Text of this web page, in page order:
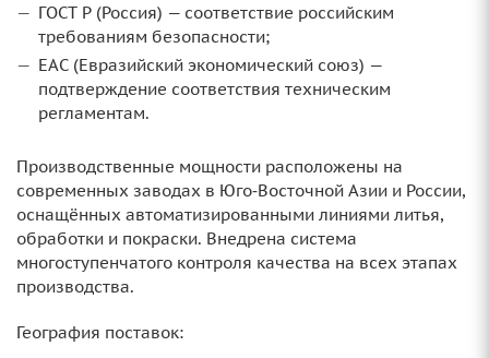
ГОСТ Р (Россия) — соответствие российским
требованиям безопасности;
ЕАС (Евразийский экономический союз) —
подтверждение соответствия техническим
регламентам.
Производственные мощности расположены на
современных заводах в Юго‑Восточной Азии и России,
оснащённых автоматизированными линиями литья,
обработки и покраски. Внедрена система
многоступенчатого контроля качества на всех этапах
производства.
География поставок: